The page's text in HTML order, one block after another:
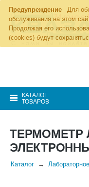
Предупреждение
Для
обслуживания на этом
Продолжая его
(cookies) будут
КАТАЛОГ
ТОВАРОВ
ТЕРМОМЕТР
Каталог